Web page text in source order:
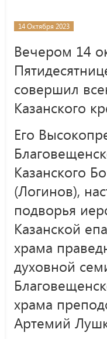
14 Октября 2023
Вечером 14
совершил
Казанского
Его
Казанского
(Логинов),
подворья
Казанской
храма
духовной
храма
Артемий